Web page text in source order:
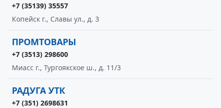
+7 (35139) 35557
Копейск г., Славы ул., д. 3
ПРОМТОВАРЫ
+7 (3513) 298600
Миасс г., Тургоякское ш., д. 11/3
РАДУГА УТК
+7 (351) 2698631